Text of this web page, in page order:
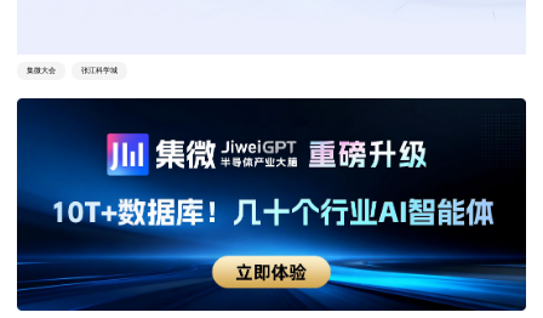
集微大会 张江科学城